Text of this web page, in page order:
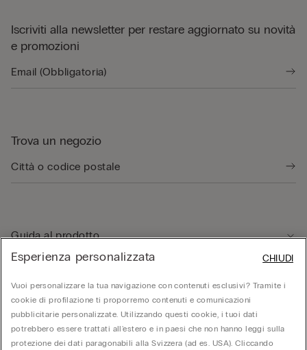
Iscriviti alla newsletter per restare aggiornato su novità
e promozioni
Trova un negozio
Guida al prodotto
Area Legale
Esperienza personalizzata
Vuoi personalizzare la tua navigazione con contenuti esclusivi? Tramite i
cookie di profilazione ti proporremo contenuti e comunicazioni
pubblicitarie personalizzate. Utilizzando questi cookie, i tuoi dati
potrebbero essere trattati all'estero e in paesi che non hanno leggi sulla
protezione dei dati paragonabili alla Svizzera (ad es. USA). Cliccando
CHIUDI